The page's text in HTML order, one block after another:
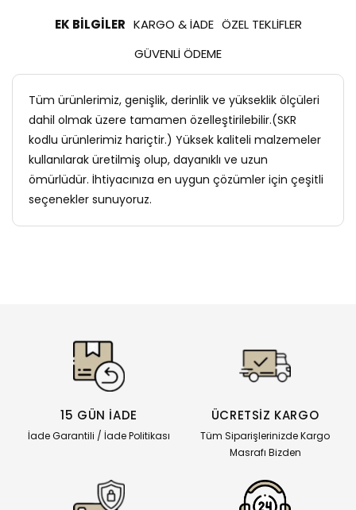
EK BILGILER KARGO & İADE ÖZEL TEKLIFLER
GÜVENLI ÖDEME
Tüm ürünlerimiz, genişlik, derinlik ve yükseklik ölçüleri
dahil olmak üzere tamamen özelleştirilebilir.(SKR
kodlu ürünlerimiz hariçtir.) Yüksek kaliteli malzemeler
kullanılarak üretilmiş olup, dayanıklı ve uzun
ömürlüdür. İhtiyacınıza en uygun çözümler için çeşitli
seçenekler sunuyoruz.
15 GÜN İADE
İade Garantili / İade Politikası
ÜCRETSİZ KARGO
Tüm Siparişlerinizde Kargo
Masrafı Bizden